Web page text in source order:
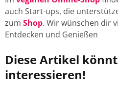
auch Start-ups, die
zum Shop. Wir wünschen dir
Entdecken und Genießen
Diese Artikel
interessieren!